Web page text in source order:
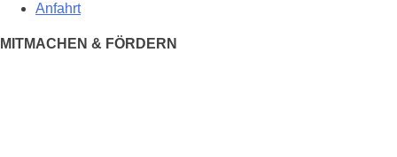
Anfahrt
MITMACHEN & FÖRDERN